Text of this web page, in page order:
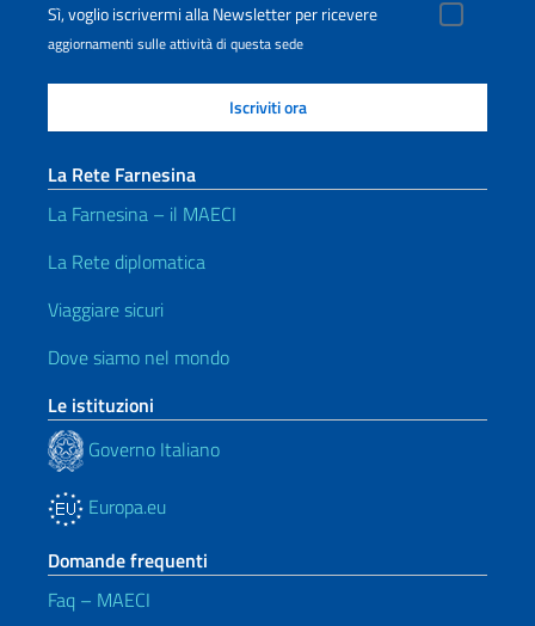
Sì, voglio iscrivermi alla Newsletter per ricevere
aggiornamenti sulle attività di questa sede
La Rete Farnesina
La Farnesina – il MAECI
La Rete diplomatica
Viaggiare sicuri
Dove siamo nel mondo
Le istituzioni
Governo Italiano
Europa.eu
Domande frequenti
Faq – MAECI